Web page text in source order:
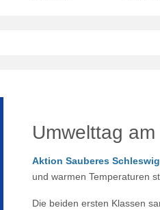
Umwelttag
Aktion Sauberes
und warmen Temperaturen
Die beiden ersten Klassen